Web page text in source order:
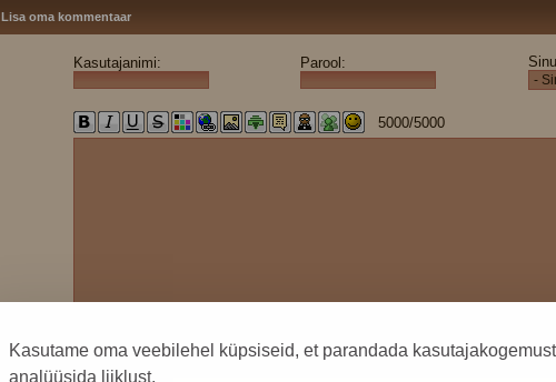
Kasutame oma veebilehel küpsiseid, et parandada
analüüsida liiklust.
Lisa oma kommentaar
Kasutajanimi: Parool:
5000/5000